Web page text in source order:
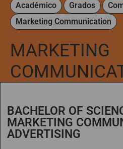
Académico Grados
Marketing Communication
MARKETING
BACHELOR OF
MARKETING
ADVERTISING